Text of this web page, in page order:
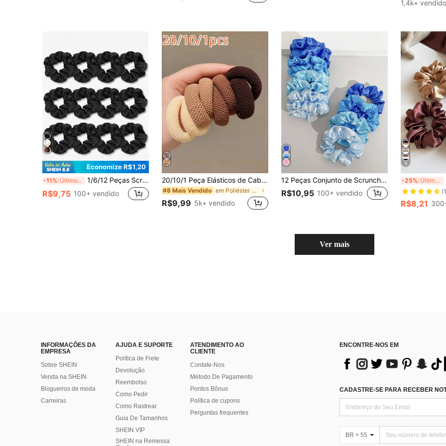
1,4k+ vendido
Economize R$1,20
-11% Últimos 2 dias 1/6/12 Peças Scrunchies de Cabelo Sedosos, Elásticos de Cabelo de Cetim, Conjunto de Scrunchies de Cabelo Pretos, Elásticos de Cabelo para Rabo de Cavalo, Elásticos de Cabelo de Seda, Acessórios de Cabelo
R$9,75 100+ vendido
20/10/1 Peça Elásticos de Cabelo de Borracha Espessos e de Alta Elasticidade em Cores Aleatórias, Elásticos de Cabelo em Formato de Anel de Toalha para Rabos de Cavalo Altos, Acessórios de Cabelo
#8 Mais Vendido em Poliéster Elásticos de cabelo
R$9,99 5k+ vendido
12 Peças Conjunto de Scrunchies de Cetim de Seda de Cor Sólida, Elásticos de Cabelo de Cetim Macio, Laços de Cabelo Não Danificados, Adequados para Rabo de Cavalo Alto, Uso Casual. Conjunto de Combo de Scrunchies de Moda Azul Klein, Acessórios de Viagem, Elásticos de Cabelo, Fitas de Borracha para Cabelo, Corda de Cabelo Elástica, Festival, Festa
R$10,95 100+ vendido
6
-25% Último dia 4
R$8,21
Ver mais
INFORMAÇÕES DA
EMPRESA
Sobre SHEIN
Venda na SHEIN
Blogueiros de moda
Carreiras
AJUDA E SUPORTE
Política de Frete
Devolução
Reembolso
Como Pedir
Como Rastrear
Guia De Tamanhos
SHEIN VIP
SHEIN na Remessa
ATENDIMENTO AO
CLIENTE
Contate-Nos
Método De Pagamento
Pontos Bônus
Política de cupons
Perguntas frequentes
ENCONTRE-NOS EM
CADASTRE-SE PARA RECEBER
BR + 55